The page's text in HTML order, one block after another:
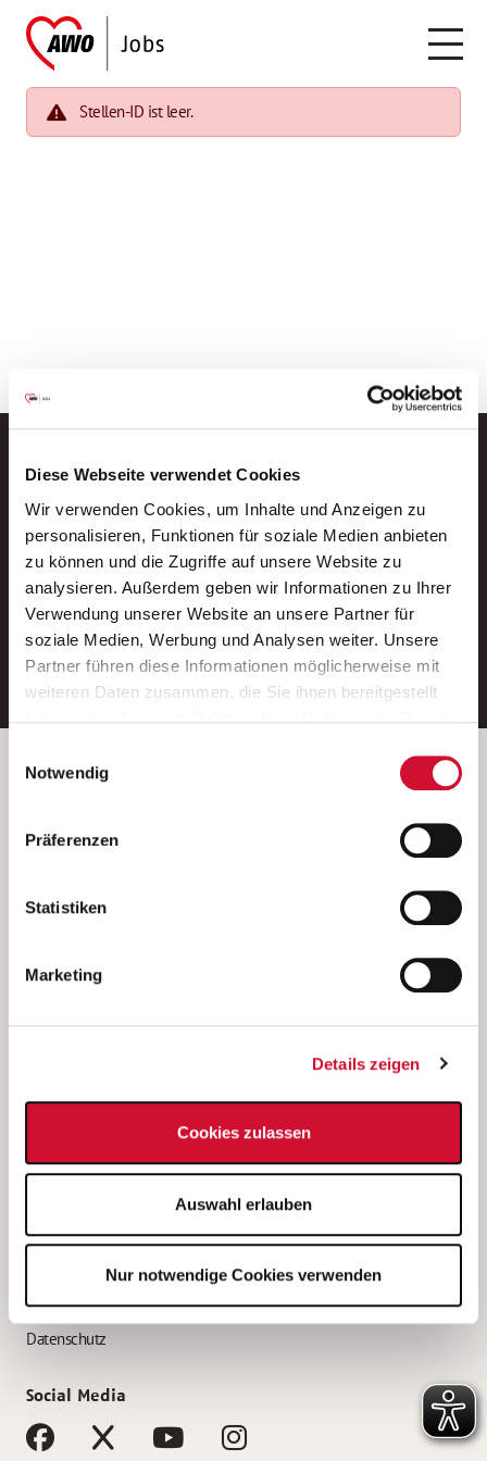
Diese Webseite verwendet Cookies
Wir verwenden Cookies, um Inhalte und Anzeigen zu
personalisieren, Funktionen für soziale Medien anbieten
zu können und die Zugriffe auf unsere Website zu
analysieren. Außerdem geben wir Informationen zu Ihrer
Verwendung unserer Website an unsere Partner für
soziale Medien, Werbung und Analysen weiter. Unsere
Partner führen diese Informationen möglicherweise mit
weiteren Daten zusammen, die Sie ihnen bereitgestellt
Wenn Sie auf „Cookies zulassen“ klicken, so stimmen
Sie der Speicherung sämtlicher Cookies zu. Sie können
Ihre Einwilligung selbstverständlich jederzeit widerrufen,
indem Sie die Cookie-Einstellungen aufrufen und diese
unsererDatenschutzerklärung
Notwendig
Präferenzen
Statistiken
Marketing
Details zeigen
Cookies zulassen
Auswahl erlauben
Nur notwendige Cookies verwenden
Stellen-ID ist leer.
Neue Stellen per E-Mail.
Ein kostenloser Service von AWO
Jobs.
E-Mail-Adresse eintragen
Betreiber der Webseite
Kantstraße 45a
(Ein Tochterunternehmen des AWO Bezirksverbandes Unterfranken
e.V.)
Bewerbung als Altenpflegehelfer*in
Bewerbung als Erzieher*in
AWO Gliederungen nach Bundesland
Impressum
Datenschutz
Social Media